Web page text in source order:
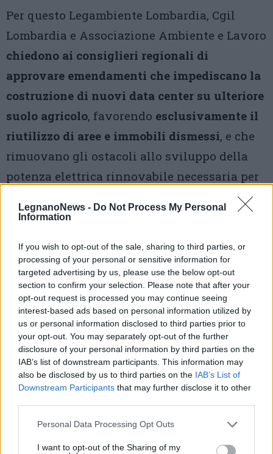
LegnanoNews - Do Not Process My Personal
Information
If you wish to opt-out of the sale, sharing to third parties, or
processing of your personal or sensitive information for
targeted advertising by us, please use the below opt-out
section to confirm your selection. Please note that after your
opt-out request is processed you may continue seeing
interest-based ads based on personal information utilized by
us or personal information disclosed to third parties prior to
your opt-out. You may separately opt-out of the further
disclosure of your personal information by third parties on the
IAB’s list of downstream participants. This information may
also be disclosed by us to third parties on the IAB’s List of
Downstream Participants that may further disclose it to other
Personal Data Processing Opt Outs
I want to opt-out of the Sharing of my
Per questo Legambiente Lombardia, Cgil
Lombardia e Associazione Ambiente e Lavoro
chiedono ai consiglieri regionali di
approvare emendamenti che impediscano la
costruzione di nuovi data center su ulteriore
suolo agricolo, favorendo esclusivamente il
riutilizzo di aree e immobili dismessi, e che
rimuovano gli ostacoli allo sviluppo della
potenza elettrica rinnovabile necessaria per
regione.